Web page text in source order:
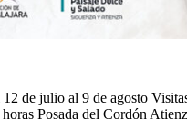
de julio al 9 de agosto
Posada del Cordón